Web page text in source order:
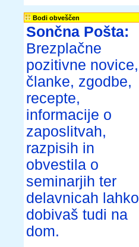
Bodi obveščen
Sončna Pošta:
Brezplačne
pozitivne novice,
članke, zgodbe,
recepte,
informacije o
zaposlitvah,
razpisih in
obvestila o
seminarjih ter
delavnicah lahko
dobivaš tudi na
dom.